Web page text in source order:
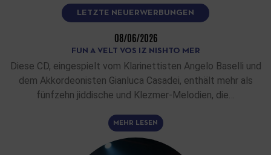
LETZTE NEUERWERBUNGEN
08/06/2026
FUN A VELT VOS IZ NISHTO MER
Diese CD, eingespielt vom Klarinettisten Angelo Baselli und
dem Akkordeonisten Gianluca Casadei, enthält mehr als
fünfzehn jiddische und Klezmer-Melodien, die…
MEHR LESEN